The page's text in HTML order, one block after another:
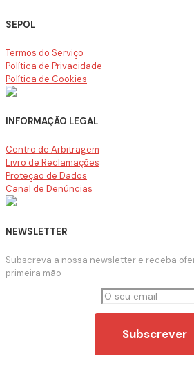
SEPOL
Termos do Serviço
Política de Privacidade
Política de Cookies
INFORMAÇÃO LEGAL
Centro de Arbitragem
Livro de Reclamações
Proteção de Dados
Canal de Denúncias
NEWSLETTER
Subscreva a nossa newsletter e receba
primeira mão